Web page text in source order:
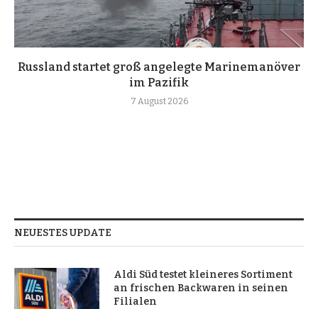
Russland startet groß angelegte Marinemanöver
im Pazifik
7 August 2026
NEUESTES UPDATE
Aldi Süd testet kleineres Sortiment
an frischen Backwaren in seinen
Filialen